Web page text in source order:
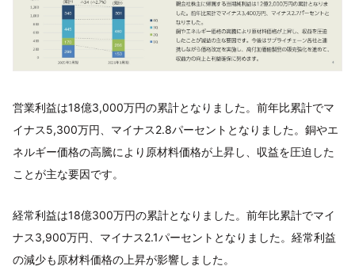
営業利益は18億3,000万円の累計となりました。前年比累計でマ
イナス5,300万円、マイナス2.8パーセントとなりました。銅やエ
ネルギー価格の高騰により原材料価格が上昇し、収益を圧迫した
ことが主な要因です。
経常利益は18億300万円の累計となりました。前年比累計でマイ
ナス3,900万円、マイナス2.1パーセントとなりました。経常利益
の減少も原材料価格の上昇が影響しました。